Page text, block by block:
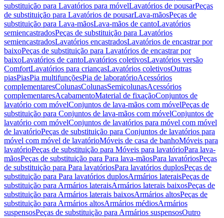
substituição para Lavatórios para móvelLavatórios de pousarPeças
de substituição para Lavatórios de pousarLava-mãosPeças de
substituição para Lava-mãosLava-mãos de cantoLavatórios
semiencastradosPeças de substituição para Lavatórios
semiencastradosLavatórios encastradosLavatórios de encastrar por
baixoPeças de substituição para Lavatórios de encastrar por
baixoLavatórios de cantoLavatórios coletivosLavatórios versão
ComfortLavatórios para criançasLavatórios coletivosOutras
piasPiasPia multifunçõesPia de laboratórioAcessórios
complementaresColunasColunasSemicolunasAcessórios
complementaresAcabamentoMaterial de fixaçãoConjuntos de
lavatório com móvelConjuntos de lava-mãos com móvelPeças de
substituição para Conjuntos de lava-mãos com móvelConjuntos de
lavatório com móvelConjuntos de lavatórios para móvel com móvel
de lavatórioPeças de substituição para Conjuntos de lavatórios para
móvel com móvel de lavatórioMóveis de casa de banhoMóveis para
lavatórioPeças de substituição para Móveis para lavatórioPara lava-
mãosPeças de substituição para Para lava-mãosPara lavatóriosPeças
de substituição para Para lavatóriosPara lavatórios duplosPeças de
substituição para Para lavatórios duplosArmários lateraisPeças de
substituição para Armários lateraisArmários laterais baixosPeças de
substituição para Armários laterais baixosArmários altosPeças de
substituição para Armários altosArmários médiosArmários
suspensosPeças de substituição para Armários suspensosOutro